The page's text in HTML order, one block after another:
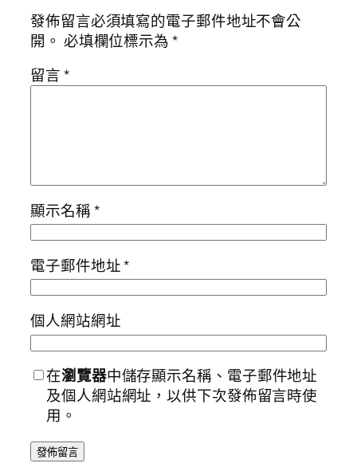
發佈留言必須填寫的電子郵件地址不會公
開。 必填欄位標示為*
留言*
顯示名稱*
電子郵件地址*
個人網站網址
在瀏覽器中儲存顯示名稱、電子郵件地址
及個人網站網址，以供下次發佈留言時使
用。